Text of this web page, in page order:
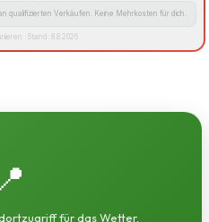
qualifizierten Verkäufen. Keine Mehrkosten für dich.
· Stand: 8.8.2026
für das Wetter.